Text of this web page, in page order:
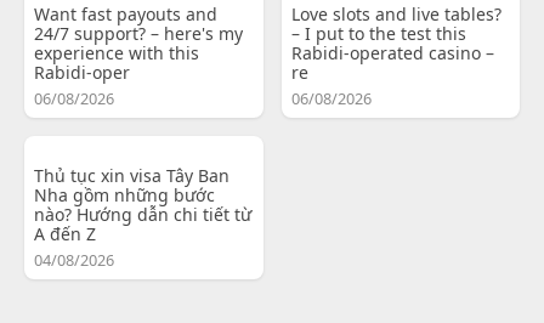
Want fast payouts and
24/7 support? – here's my
experience with this
Rabidi-oper
06/08/2026
Love slots and live tables?
– I put to the test this
Rabidi-operated casino –
re
06/08/2026
Thủ tục xin visa Tây Ban
Nha gồm những bước
nào? Hướng dẫn chi tiết từ
A đến Z
04/08/2026